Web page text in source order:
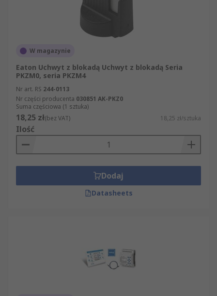
W magazynie
Eaton Uchwyt z blokadą Uchwyt z blokadą Seria
PKZM0, seria PKZM4
Nr art. RS 244-0113
Nr części producenta 030851 AK-PKZ0
Suma częściowa (1 sztuka)
18,25 zł(bez VAT) 18,25 zł/sztuka
Ilość
Dodaj
Datasheets